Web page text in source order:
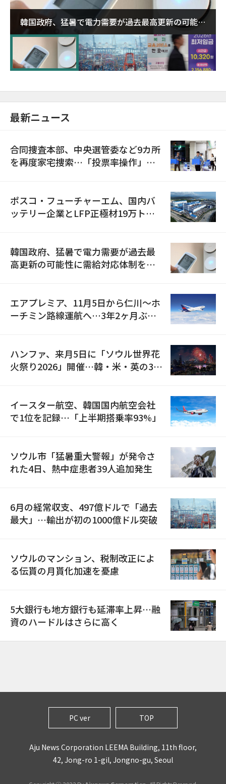
韓国政府、猛暑で電力需要が過去最高更新の可能性
に需給対応体制を点検
最新ニュース
合同捜査本部、中央選管委など9カ所
を再度家宅捜索…「投票率操作」の
ポスコ・フューチャーエム、国内バ
ッテリー企業とLFP正極材19万トン
韓国政府、猛暑で電力需要が過去最
高更新の可能性に需給対応体制を点
エアプレミア、11月5日から仁川〜ホ
ーチミン路線運航へ…3年2ヶ月ぶり
ハンファ、来月5日に「ソウル世界花
火祭り2026」開催…韓・米・英の3カ
イースター航空、韓国国内航空会社
で1位を記録…「上半期搭乗率93%」
ソウル市「猛暑重大警報」が発令さ
れた4日、熱中症患者39人追加発生
6月の経常収支、497億ドルで「過去
最大」…輸出が初の1000億ドル突破
ソウルのマンション、税制改正によ
る伝貰の月貰化加速を憂慮
5大銀行も地方銀行も延滞率上昇…融
資のハードルはさらに高く
PC ver TOP
Aju News Corporation LEEMA Building, 11th floor,
42, Jong-ro 1-gil, Jongno-gu, Seoul